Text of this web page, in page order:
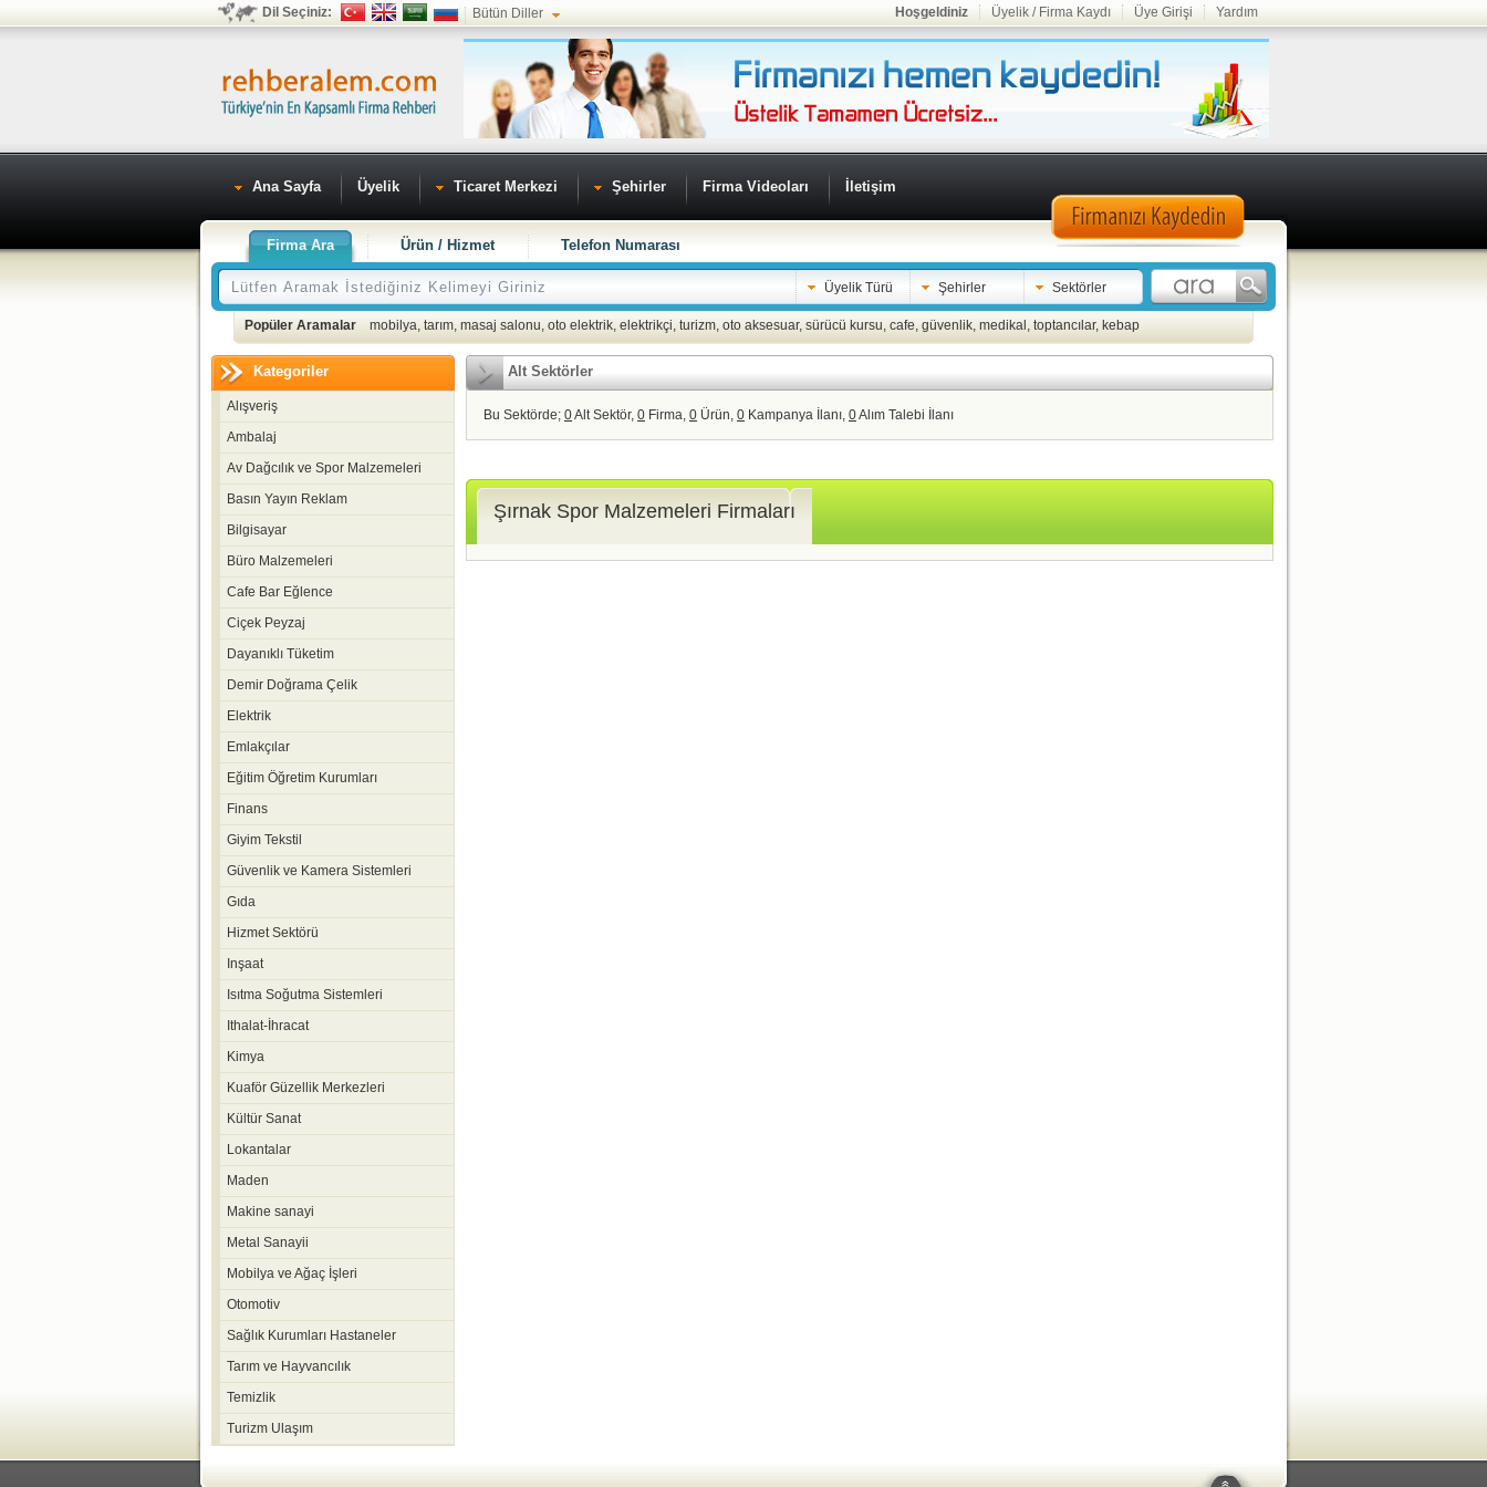
Dil Seçiniz: Bütün Diller Hoşgeldiniz Üyelik / Firma Kaydı Üye Girişi Yardım
Ana Sayfa Üyelik Ticaret Merkezi Şehirler Firma Videoları İletişim
Firma Ara Ürün / Hizmet Telefon Numarası
Üyelik Türü Şehirler Sektörler
Popüler Aramalar mobilya, tarım, masaj salonu, oto elektrik, elektrikçi, turizm, oto aksesuar, sürücü kursu, cafe, güvenlik, medikal , toptancılar, kebap
Kategoriler
Alışveriş
Ambalaj
Av Dağcılık ve Spor Malzemeleri
Basın Yayın Reklam
Bilgisayar
Büro Malzemeleri
Cafe Bar Eğlence
Ciçek Peyzaj
Dayanıklı Tüketim
Demir Doğrama Çelik
Elektrik
Emlakçılar
Eğitim Öğretim Kurumları
Finans
Giyim Tekstil
Güvenlik ve Kamera Sistemleri
Gıda
Hizmet Sektörü
Inşaat
Isıtma Soğutma Sistemleri
Ithalat-İhracat
Kimya
Kuaför Güzellik Merkezleri
Kültür Sanat
Lokantalar
Maden
Makine sanayi
Metal Sanayii
Mobilya ve Ağaç İşleri
Otomotiv
Sağlık Kurumları Hastaneler
Tarım ve Hayvancılık
Temizlik
Turizm Ulaşım
Alt Sektörler
Bu Sektörde; 0Alt Sektör, 0 Firma, 0 Ürün, 0 Kampanya İlanı, 0Alım Talebi İlanı
Şırnak Spor Malzemeleri Firmaları